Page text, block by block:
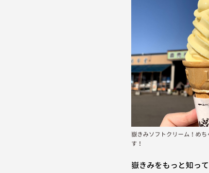
嶽きみソフトクリーム！め
す！
嶽きみをもっと知っ